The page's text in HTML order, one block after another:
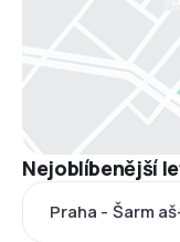
Nejoblíbenější
Praha - Šarm